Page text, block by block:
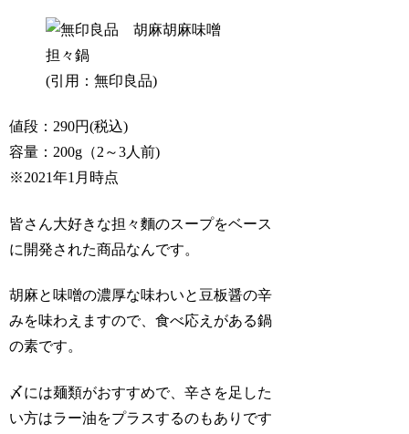
(引用：無印良品)
値段：290円(税込)
容量：200g（2～3人前)
※2021年1月時点
皆さん大好きな担々麵のスープをベース
に開発された商品なんです。
胡麻と味噌の濃厚な味わいと豆板醤の辛
みを味わえますので、食べ応えがある鍋
の素です。
〆には麺類がおすすめで、辛さを足した
い方はラー油をプラスするのもありです